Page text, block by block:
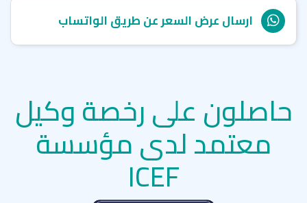
ارسال عرض السعر عن طريق الواتساب
حاصلون على رخصة وكيل
معتمد لدى مؤسسة
ICEF